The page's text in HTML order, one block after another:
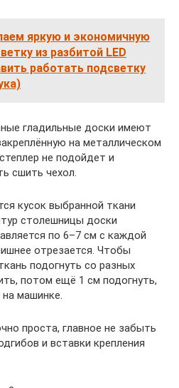
яркую и экономичную
из разбитой LED
работать подсветку
гладильные доски имеют
на металлическом
не подойдет и
сшить чехол.
кусок выбранной ткани
столешницы доски
по 6–7 см с каждой
отрезается. Чтобы
подогнуть со разных
потом ещё 1 см подогнуть,
машинке.
проста, главное не забыть
и вставки крепления